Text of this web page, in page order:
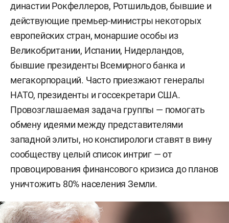
династии Рокфеллеров, Ротшильдов, бывшие и
действующие премьер-министры некоторых
европейских стран, монаршие особы из
Великобритании, Испании, Нидерландов,
бывшие президенты Всемирного банка и
мегакорпораций. Часто приезжают генералы
НАТО, президенты и госсекретари США.
Провозглашаемая задача группы — помогать
обмену идеями между представителями
западной элиты, но конспирологи ставят в вину
сообществу целый список интриг — от
провоцирования финансового кризиса до планов
уничтожить 80% населения Земли.